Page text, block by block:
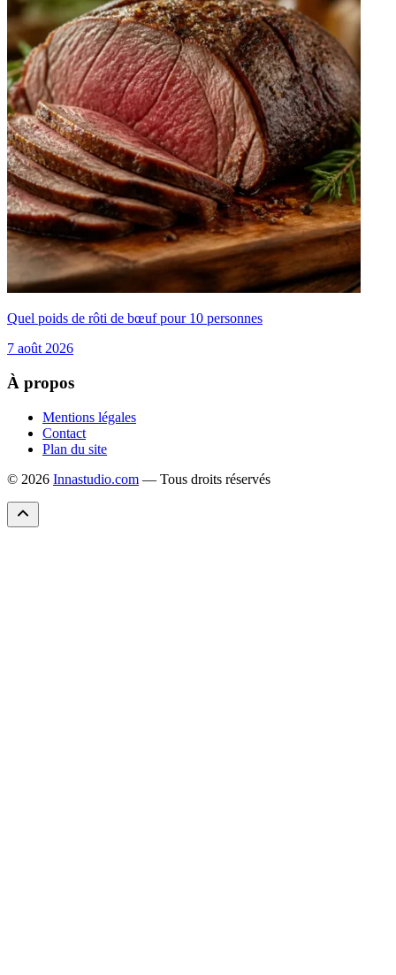
Quel poids de rôti de bœuf pour 10 personnes
7 août 2026
À propos
Mentions légales
Contact
Plan du site
© 2026 Innastudio.com — Tous droits réservés